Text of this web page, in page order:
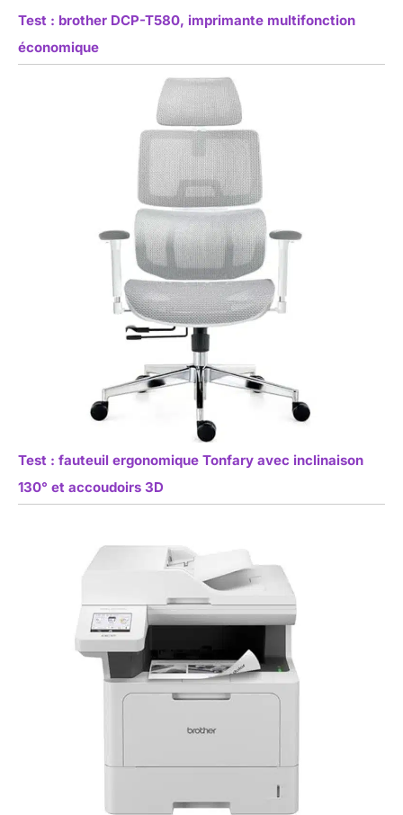
Test : brother DCP-T580, imprimante multifonction
économique
Test : fauteuil ergonomique Tonfary avec inclinaison
130° et accoudoirs 3D